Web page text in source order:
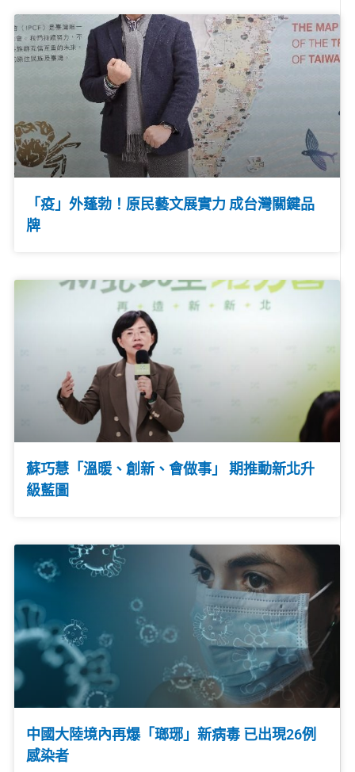
「疫」外蓬勃！原民藝文展實力 成台灣關鍵品
牌
蘇巧慧「溫暖、創新、會做事」 期推動新北升
級藍圖
中國大陸境內再爆「瑯琊」新病毒 已出現26例
感染者